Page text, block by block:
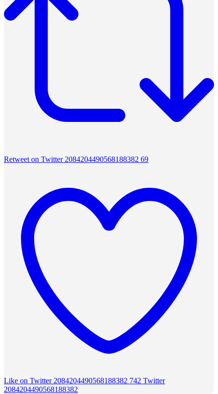
Retweet on Twitter 2084204490568188382 69
Like on Twitter 2084204490568188382 742 Twitter
2084204490568188382